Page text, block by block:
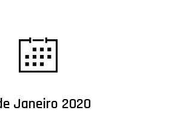
Janeiro 2020